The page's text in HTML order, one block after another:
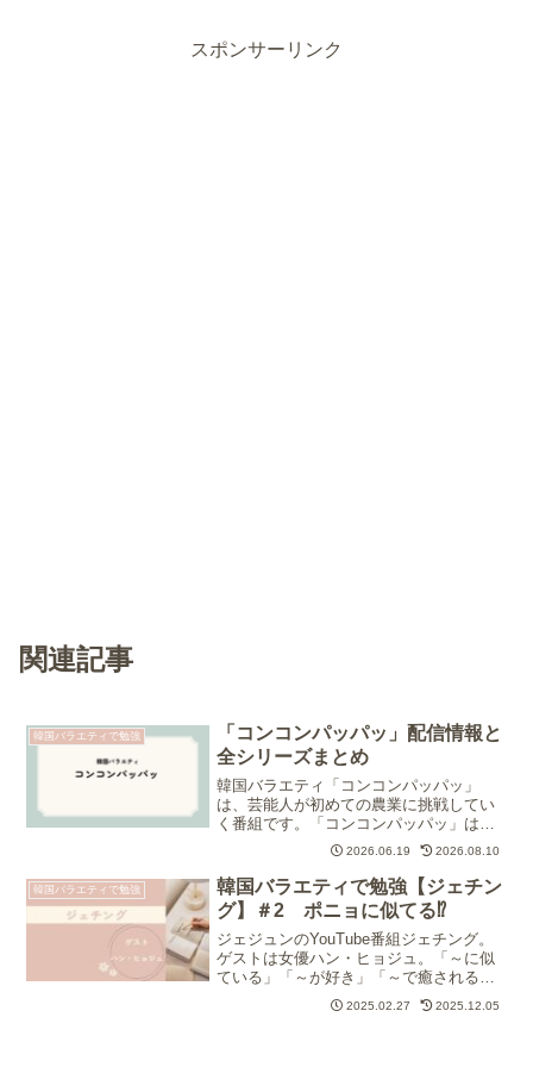
スポンサーリンク
関連記事
韓国バラエティで勉強
「コンコンパッパッ」配信情報と
全シリーズまとめ
韓国バラエティ「コンコンパッパッ」
は、芸能人が初めての農業に挑戦してい
く番組です。「コンコンパッパッ」は、
U-NEXTで見放題配信中。2026年６月19
日からは、最新シリーズ「コンコンパム
パム」が、韓国で放送開始されます。
2026.06.19 2026.08.10
韓国バラエティで勉強
韓国バラエティで勉強【ジェチン
グ】＃2 ポニョに似てる⁉
ジェジュンのYouTube番組ジェチング。
ゲストは女優ハン・ヒョジュ。「～に似
ている」「～が好き」「～で癒される」
は韓国語でなんて言う？バラエティで楽
しく韓国語の勉強！フレーズをそのまま
2025.02.27 2025.12.05